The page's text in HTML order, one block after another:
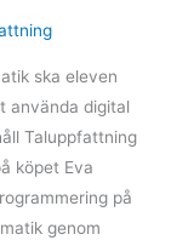
ska eleven
använda digital
Taluppfattning
köpet Eva
på
genom